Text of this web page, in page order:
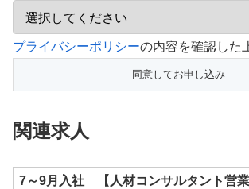
こ
フ
ー
ド
プライバシーポリシーの内容を確認した
関連求人
7～9月入社 【人材コンサルタント営